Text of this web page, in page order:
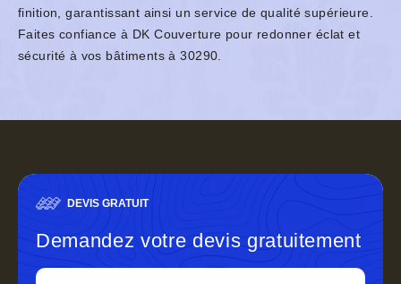
finition, garantissant ainsi un service de qualité supérieure.
Faites confiance à DK Couverture pour redonner éclat et
sécurité à vos bâtiments à 30290.
DEVIS GRATUIT
Demandez votre devis gratuitement